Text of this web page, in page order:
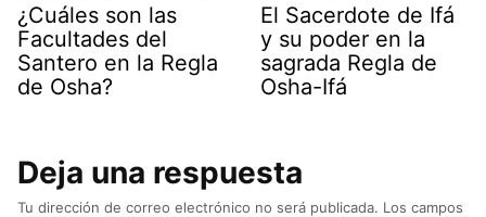
¿Cuáles son las
Facultades del
Santero en la Regla
de Osha?
El Sacerdote de Ifá
y su poder en la
sagrada Regla de
Osha-Ifá
Deja una respuesta
Tu dirección de correo electrónico no será publicada. Los campos